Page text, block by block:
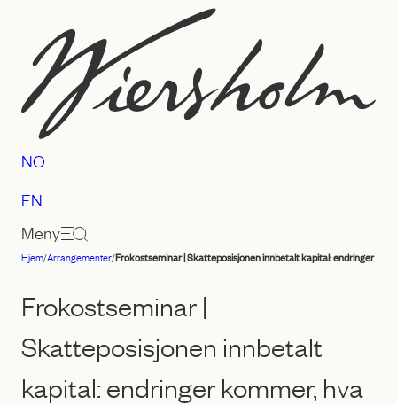
innhold
Advokatfirmaet
Wiersholm
NO
EN
Meny
Hjem/Arrangementer/Frokostseminar | Skatteposisjonen innbetalt kapital: endringer
Frokostseminar |
Skatteposisjonen innbetalt
kapital: endringer kommer, hva